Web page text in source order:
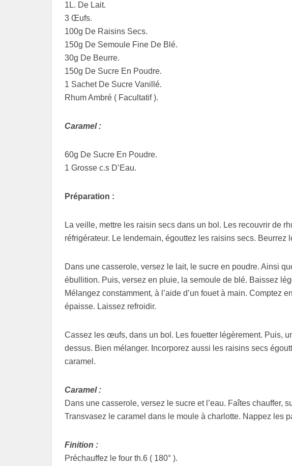
1L. De Lait.
3 Œufs.
100g De Raisins Secs.
150g De Semoule Fine De Blé.
30g De Beurre.
150g De Sucre En Poudre.
1 Sachet De Sucre Vanillé.
Rhum Ambré ( Facultatif ).
Caramel :
60g De Sucre En Poudre.
1 Grosse c.s D’Eau.
Préparation :
La veille, mettre les raisin secs dans un bol. Les recouvrir de
réfrigérateur. Le lendemain, égouttez les raisins secs. Beurrez
Dans une casserole, versez le lait, le sucre en poudre. Ainsi
ébullition. Puis, versez en pluie, la semoule de blé. Baissez
Mélangez constamment, à l’aide d’un fouet à main. Comptez
épaisse. Laissez refroidir.
Cassez les œufs, dans un bol. Les fouetter légèrement. Puis,
dessus. Bien mélanger. Incorporez aussi les raisins secs
caramel.
Caramel :
Dans une casserole, versez le sucre et l’eau. Faîtes chauffer,
Transvasez le caramel dans le moule à charlotte. Nappez les
Finition :
Préchauffez le four th.6 ( 180° ).